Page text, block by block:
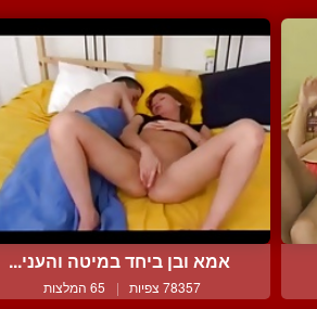
אמא ובן ביחד במיטה והעני...
78357 צפיות | 65 המלצות